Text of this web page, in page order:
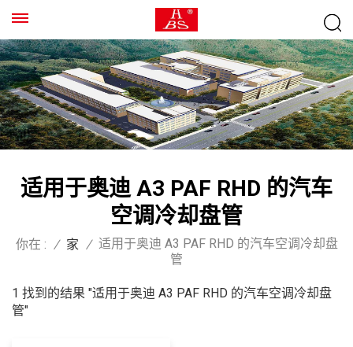
适用于奥迪 A3 PAF RHD 的汽车
空调冷却盘管
你在 : / 家 / 适用于奥迪 A3 PAF RHD 的汽车空调冷却盘
管
1 找到的结果 "适用于奥迪 A3 PAF RHD 的汽车空调冷却盘
管"